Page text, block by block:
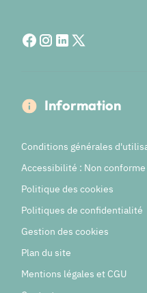
Information
Conditions générales
Accessibilité : Non conforme
Politique des cookies
Politiques de confidentialité
Gestion des cookies
Plan du site
Mentions légales et CGU